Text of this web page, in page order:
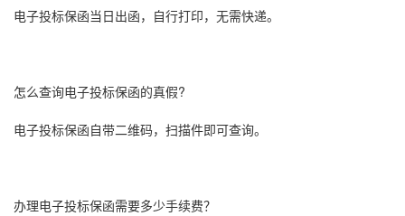
电子投标保函当日出函，自行打印，无需快递。
怎么查询电子投标保函的真假?
电子投标保函自带二维码，扫描件即可查询。
办理电子投标保函需要多少手续费？